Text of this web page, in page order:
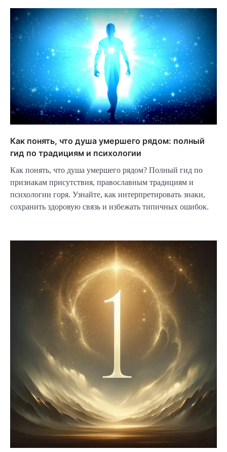
Как понять, что душа умершего рядом: полный
гид по традициям и психологии
Как понять, что душа умершего рядом? Полный гид по
признакам присутствия, православным традициям и
психологии горя. Узнайте, как интерпретировать знаки,
сохранить здоровую связь и избежать типичных ошибок.